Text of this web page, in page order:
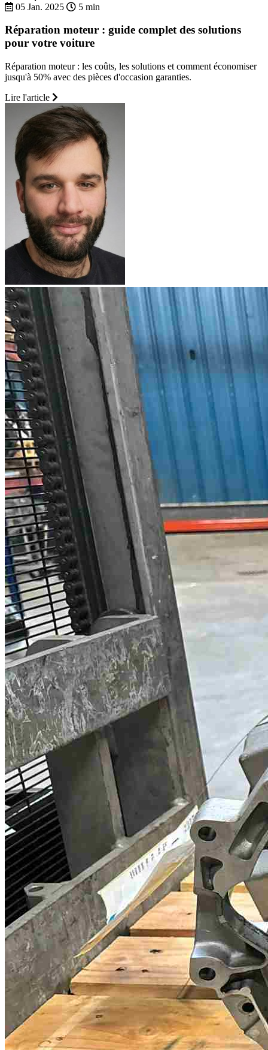
05 Jan. 2025
5 min
Réparation moteur : guide complet des solutions
pour votre voiture
Réparation moteur : les coûts, les solutions et comment économiser
jusqu'à 50% avec des pièces d'occasion garanties.
Lire l'article